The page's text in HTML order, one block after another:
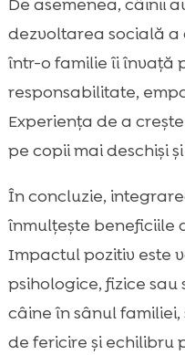
De asemenea, câinii
dezvoltarea socială a
într-o familie îi învață
responsabilitate,
Experiența de a
pe copii mai deschiși
În concluzie,
înmulțește beneficiile
Impactul pozitiv este
psihologice, fizice
câine în sânul
de fericire și echilibru